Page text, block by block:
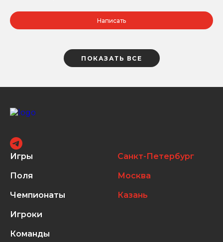
Написать
ПОКАЗАТЬ ВСЕ
Игры
Поля
Чемпионаты
Игроки
Команды
Санкт-Петербург
Москва
Казань